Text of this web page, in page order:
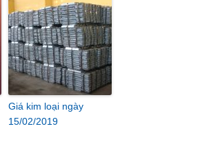
Giá kim loại ngày
15/02/2019